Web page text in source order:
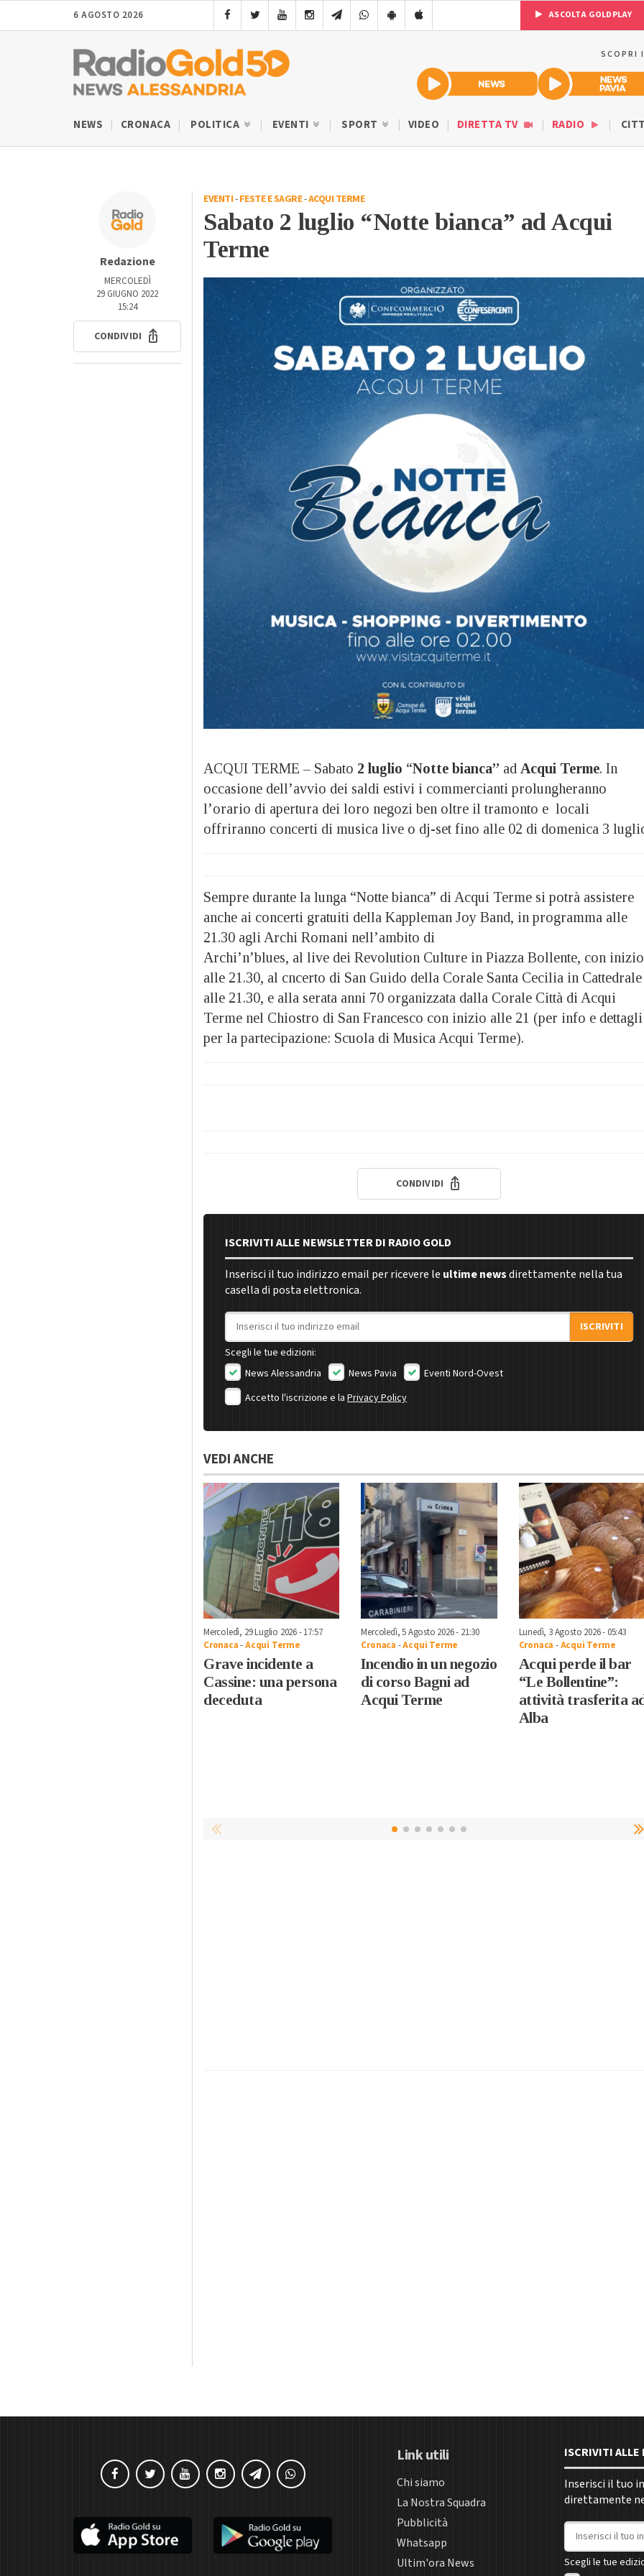
6 AGOSTO 2026 ASCOLTA GOLDPLAY
SCOPRI
NEWS CRONACA POLITICA EVENTI SPORT VIDEO DIRETTA TV RADIO
Redazione
MERCOLEDÌ
29 GIUGNO 2022
15:24
CONDIVIDI
EVENTI-FESTE E SAGRE-ACQUI TERME
Sabato 2 luglio “Notte bianca” ad Acqui
Terme
ACQUI TERME – Sabato 2 luglio “Notte bianca” ad Acqui Terme. In
occasione dell’avvio dei saldi estivi i commercianti prolungheranno
l’orario di apertura dei loro negozi ben oltre il tramonto e locali
offriranno concerti di musica live o dj-set fino alle 02 di domenica 3
Sempre durante la lunga “Notte bianca” di Acqui Terme si potrà assistere
anche ai concerti gratuiti della Kappleman Joy Band, in programma alle
21.30 agli Archi Romani nell’ambito di
Archi’n’blues, al live dei Revolution Culture in Piazza Bollente, con inizio
alle 21.30, al cncerto di San Guido della Corale Santa Cecilia in Cattedrale
alle 21.30, e alla serata anni 70 organizzata dalla Corale Città di Acqui
Terme nel Chiostro di San Francesco con inizio alle 21 (per info e dettagli
per la partecipazione: Scuola di Musica Acqui Terme).
CONDIVIDI
ISCRIVITI ALLE NEWSLETTER DI RADIO GOLD
Inserisci il tuo indirizzo email per ricevere le ultime newsdirettamente nella tua
casella di posta elettronica.
Indirizzo email
ISCRIVITI
Scegli le tue edizioni:
News Alessandria
News Pavia
Eventi Nord-Ovest
Accetto l'iscrizione e la Privacy Policy
VEDI ANCHE
Mercoledì, 29 Luglio 2026 - 17:57
Cronaca-Acqui Terme
Grave incidente a
Cassine: una persona
deceduta
Mercoledì, 5 Agosto 2026 - 21:30
Cronaca -Acqui Terme
Incendio in un negozio
di corso Bagni ad
Acqui Terme
Lunedì, 3 Agosto 2026 - 05:43
Cronaca -Acqui Terme
Acqui perde il bar
“Le Bollentine”:
attività trasferita
Alba
Link utili
Chi siamo
La Nostra Squadra
Pubblicità
Whatsapp
Ultim'ora News
ISCRIVITI ALLE
Inserisci il tuo
direttamente
Indirizzo email
Scegli le tue